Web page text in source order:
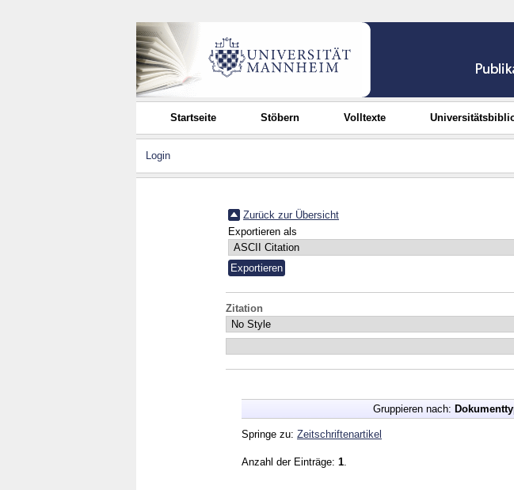
Startseite Stöbern Volltexte
Login
Zurück zur Übersicht
Exportieren als
Zitation
Gruppieren nach:
Springe zu: Zeitschriftenartikel
Anzahl der Einträge: 1